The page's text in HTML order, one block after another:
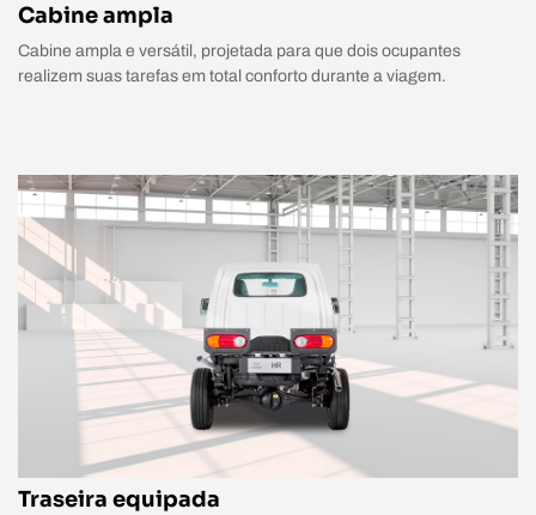
Cabine ampla
Cabine ampla e versátil, projetada para que dois ocupantes
realizem suas tarefas em total conforto durante a viagem.
Traseira equipada